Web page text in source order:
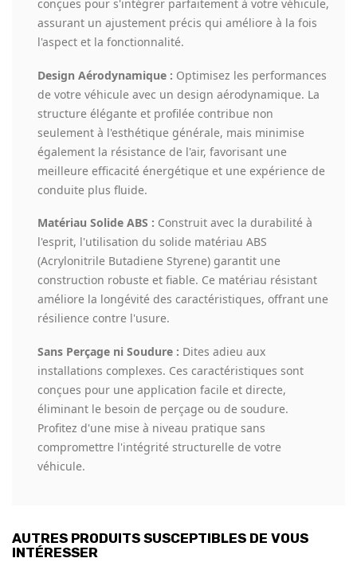
conçues pour s'intégrer parfaitement à votre véhicule,
assurant un ajustement précis qui améliore à la fois
l'aspect et la fonctionnalité.
Design Aérodynamique : Optimisez les performances
de votre véhicule avec un design aérodynamique. La
structure élégante et profilée contribue non
seulement à l'esthétique générale, mais minimise
également la résistance de l'air, favorisant une
meilleure efficacité énergétique et une expérience de
conduite plus fluide.
Matériau Solide ABS : Construit avec la durabilité à
l'esprit, l'utilisation du solide matériau ABS
(Acrylonitrile Butadiene Styrene) garantit une
construction robuste et fiable. Ce matériau résistant
améliore la longévité des caractéristiques, offrant une
résilience contre l'usure.
Sans Perçage ni Soudure : Dites adieu aux
installations complexes. Ces caractéristiques sont
conçues pour une application facile et directe,
éliminant le besoin de perçage ou de soudure.
Profitez d'une mise à niveau pratique sans
compromettre l'intégrité structurelle de votre
véhicule.
AUTRES PRODUITS SUSCEPTIBLES DE VOUS
INTÉRESSER